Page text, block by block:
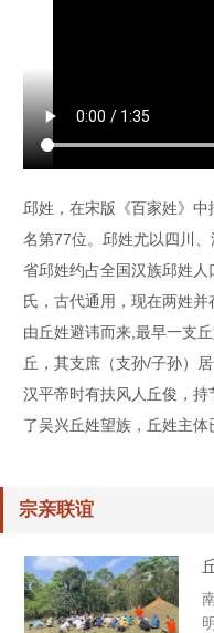
邱姓，在宋版《百家姓》
名第77位。邱姓尤以四川
省邱姓约占全国汉族邱姓
氏，古代通用，现在两姓
由丘姓避讳而来,最早一支
丘，其支庶（支孙/子孙）
汉平帝时有扶风人丘俊，
了吴兴丘姓望族，丘姓主体
宗亲联谊